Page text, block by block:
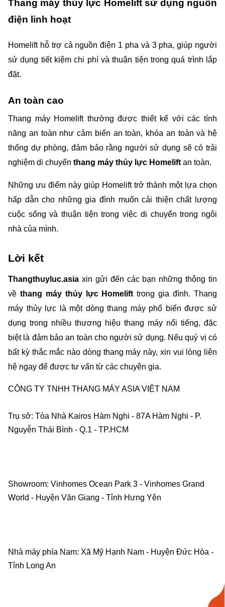
Thang máy thủy lực Homelift sử dụng nguồn
điện linh hoạt
Homelift hỗ trợ cả nguồn điện 1 pha và 3 pha, giúp người
sử dụng tiết kiệm chi phí và thuận tiện trong quá trình lắp
đặt.
An toàn cao
Thang máy Homelift thường được thiết kế với các tính
năng an toàn như cảm biến an toàn, khóa an toàn và hệ
thống dự phòng, đảm bảo rằng người sử dụng sẽ có trải
nghiệm di chuyển thang máy thủy lực Homelift an toàn.
Những ưu điểm này giúp Homelift trở thành một lựa chọn
hấp dẫn cho những gia đình muốn cải thiện chất lượng
cuộc sống và thuận tiện trong việc di chuyển trong ngôi
nhà của mình.
Lời kết
Thangthuyluc.asia xin gửi đến các bạn những thông tin
về thang máy thủy lực Homelift trong gia đình. Thang
máy thủy lực là một dòng thang máy phổ biến được sử
dụng trong nhiều thương hiệu thang máy nổi tiếng, đặc
biệt là đảm bảo an toàn cho người sử dụng. Nếu quý vị có
bất kỳ thắc mắc nào dòng thang máy này, xin vui lòng liên
hệ ngay để được tư vấn từ các chuyên gia.
CÔNG TY TNHH THANG MÁY ASIA VIỆT NAM
Trụ sở: Tòa Nhà Kairos Hàm Nghi - 87A Hàm Nghi - P.
Nguyễn Thái Bình - Q.1 - TP.HCM
Showroom: Vinhomes Ocean Park 3 - Vinhomes Grand
World - Huyện Văn Giang - Tỉnh Hưng Yên
Nhà máy phía Nam: Xã Mỹ Hạnh Nam - Huyện Đức Hòa -
Tỉnh Long An